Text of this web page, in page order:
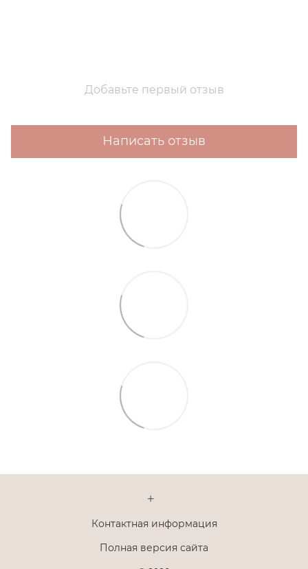
Добавьте первый отзыв
Написать отзыв
+
Контактная информация
Полная версия сайта